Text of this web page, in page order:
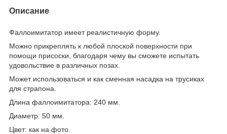
Описание
Фаллоимитатор имеет реалистичную форму.
Можно прикреплять к любой плоской поверхности при
помощи присоски, благодаря чему вы сможете испытать
удовольствие в различных позах.
Может использоваться и как сменная насадка на трусиках
для страпона.
Длина фаллоимитатора: 240 мм.
Диаметр: 50 мм.
Цвет: как на фото.